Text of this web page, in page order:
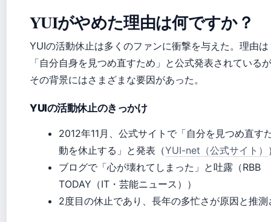
YUIがやめた理由は何ですか？
YUIの活動休止は多くのファンに衝撃を与えた。理由は
「自分自身を見つめ直すため」と公式発表されている
その背景にはさまざまな要因があった。
YUIの活動休止のきっかけ
2012年11月、公式サイトで「自分を見つめ直す
動を休止する」と発表（YUI-net（公式サイト）
ブログで「心が壊れてしまった」と吐露（RBB
TODAY（IT・芸能ニュース））
2度目の休止であり、長年の多忙さが原因と推測